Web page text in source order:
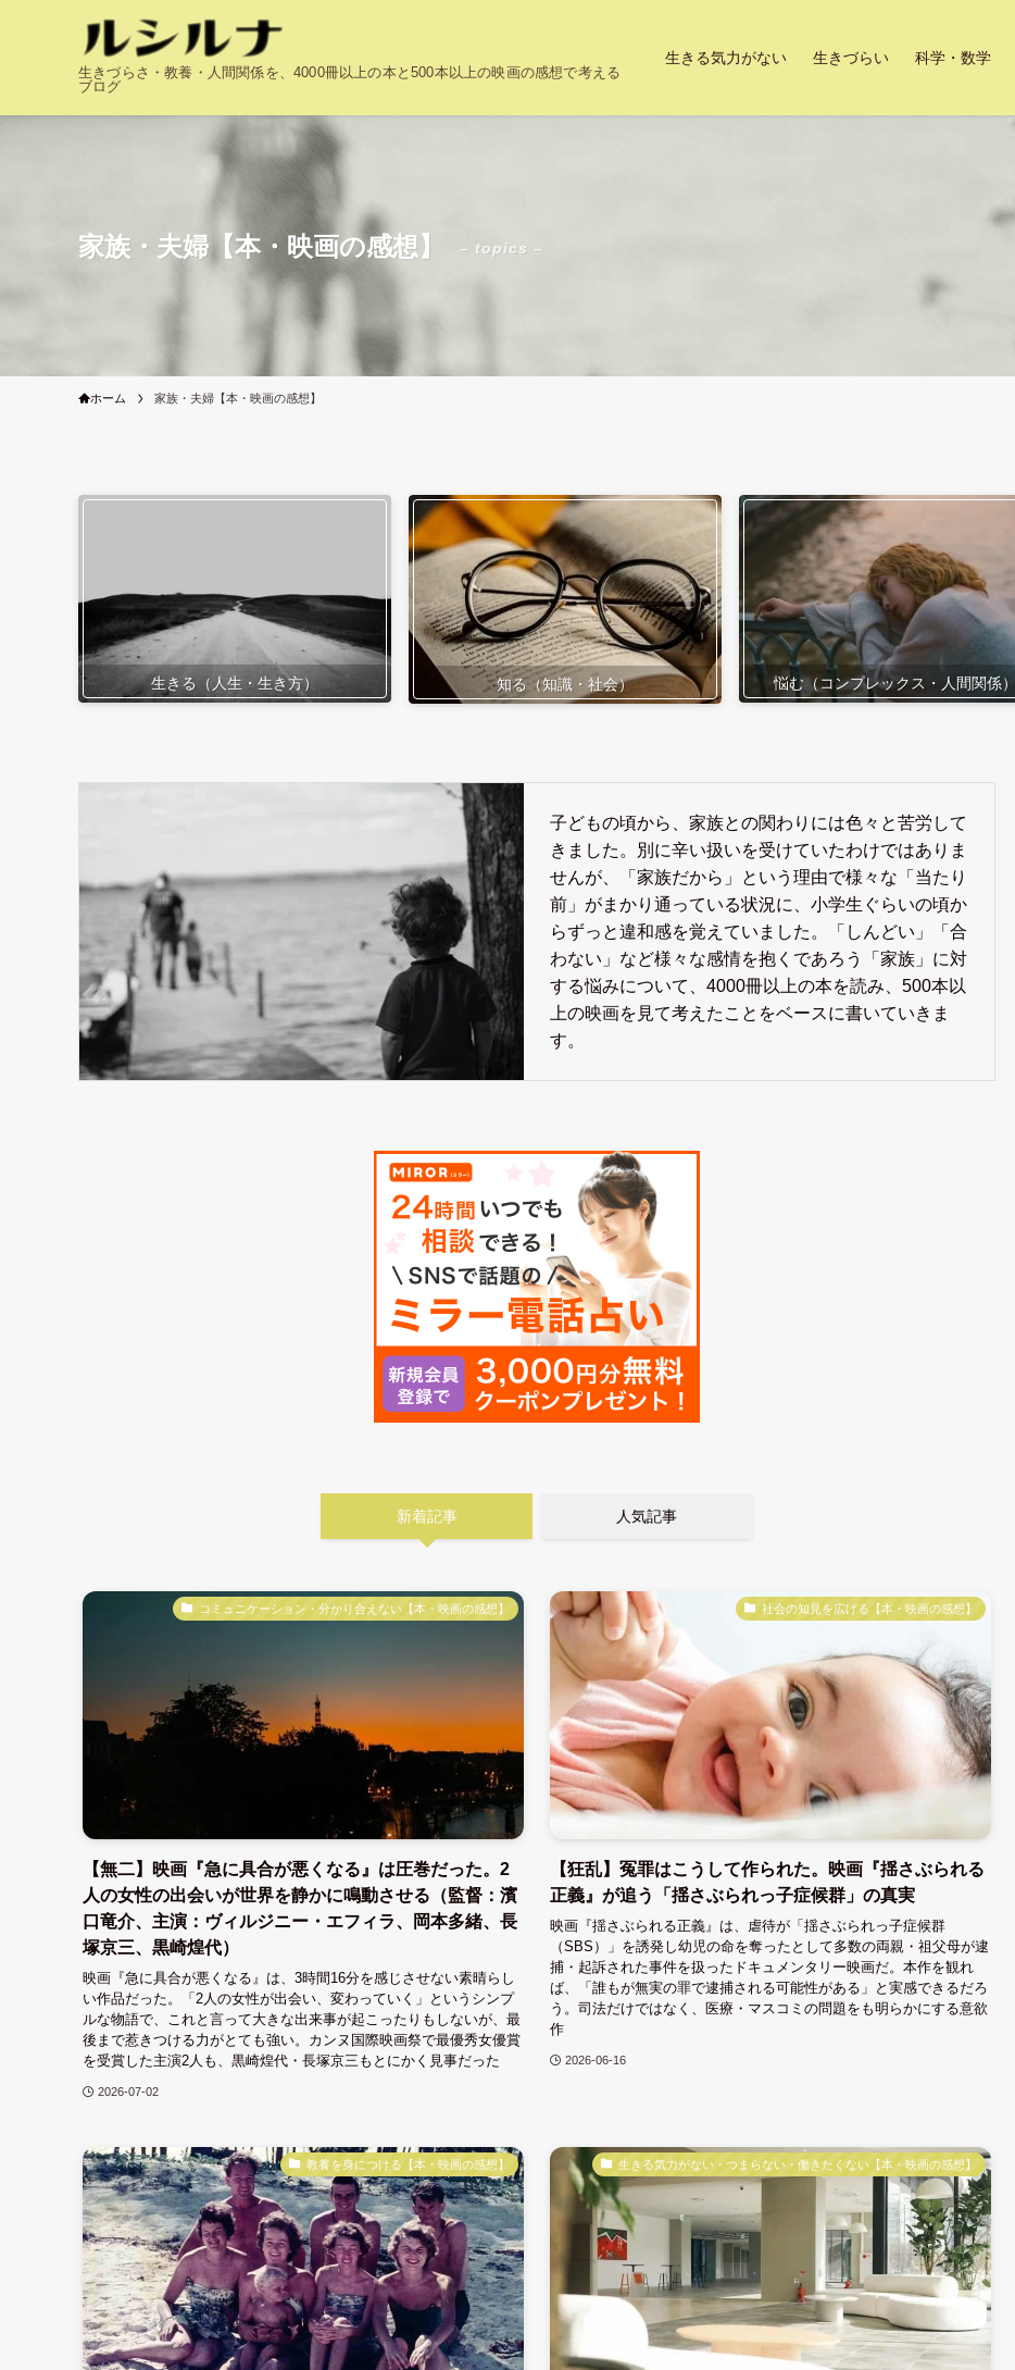
生きづらさ・教養・人間関係を、4000冊以上の本と500本以上の映画の感想で考える
ブログ
生きる気力がない 生きづらい 科学・数学
家族・夫婦【本・映画の感想】 – topics –
ホーム 家族・夫婦【本・映画の感想】
生きる（人生・生き方） 知る（知識・社会） 悩む（コンプレックス・人間関係）
子どもの頃から、家族との関わりには色々と苦労して
きました。別に辛い扱いを受けていたわけではありま
せんが、「家族だから」という理由で様々な「当たり
前」がまかり通っている状況に、小学生ぐらいの頃か
らずっと違和感を覚えていました。「しんどい」「合
わない」など様々な感情を抱くであろう「家族」に対
する悩みについて、4000冊以上の本を読み、500本以
上の映画を見て考えたことをベースに書いていきま
す。
新着記事 人気記事
コミュニケーション・分かり合えない【本・映画の感想】
【無二】映画『急に具合が悪くなる』は圧巻だった。2
人の女性の出会いが世界を静かに鳴動させる（監督：濱
口竜介、主演：ヴィルジニー・エフィラ、岡本多緒、長
塚京三、黒崎煌代）
映画『急に具合が悪くなる』は、3時間16分を感じさせない素晴らし
い作品だった。「2人の女性が出会い、変わっていく」というシンプ
ルな物語で、これと言って大きな出来事が起こったりもしないが、最
後まで惹きつける力がとても強い。カンヌ国際映画祭で最優秀女優賞
を受賞した主演2人も、黒崎煌代・長塚京三もとにかく見事だった
2026-07-02
社会の知見を広げる【本・映画の感想】
【狂乱】冤罪はこうして作られた。映画『揺さぶられる
正義』が追う「揺さぶられっ子症候群」の真実
映画『揺さぶられる正義』は、虐待が「揺さぶられっ子症候群
（SBS）」を誘発し幼児の命を奪ったとして多数の両親・祖父母が逮
捕・起訴された事件を扱ったドキュメンタリー映画だ。本作を観れ
ば、「誰もが無実の罪で逮捕される可能性がある」と実感できるだろ
う。司法だけではなく、医療・マスコミの問題をも明らかにする意欲
作
2026-06-16
教養を身につける【本・映画の感想】 生きる気力がない・つまらない・働きたくない【本・映画の感想】